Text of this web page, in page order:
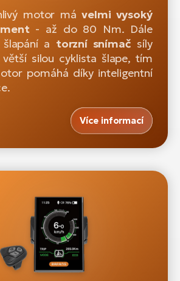
motor mávelmi vysoký
- až do 80 Nm. Dále
a torzní snímač síly
větší silou cyklista šlape, tím
pomáhá díky inteligentní
Více informací